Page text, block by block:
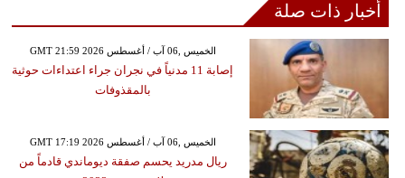
أخبار ذات صلة
GMT 21:59 2026 الخميس ,06 آب / أغسطس
إصابة 11 مدنياً في نجران جراء اعتداءات حوثية
بالمقذوفات
GMT 17:19 2026 الخميس ,06 آب / أغسطس
ريال مدريد يحسم صفقة ديوماندي قادماً من